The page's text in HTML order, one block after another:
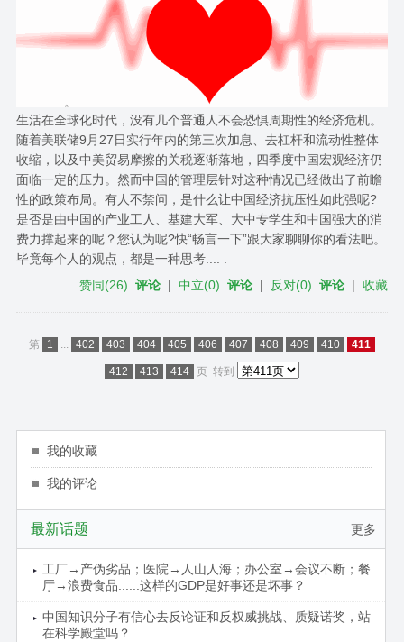
生活在全球化时代，没有几个普通人不会恐惧周期性的经济危机。
随着美联储9月27日实行年内的第三次加息、去杠杆和流动性整体
收缩，以及中美贸易摩擦的关税逐渐落地，四季度中国宏观经济仍
面临一定的压力。然而中国​的​管理层针对这种情况已经做出了前瞻
性的政策布局。有人不禁问，是什么让中国经济抗压性如此强呢?​
是否是由中国的产业工人、基建大军、大中专学生和中国强大的消
费力撑起来的呢？您认为呢?快“畅言一下”跟大家聊聊你的看法吧。
毕竟每个人的观点，都是一种思考.... .
赞同(26) 评论 |中立(0) 评论 | 反对(0) 评论 |收藏
第 1 ... 402 403 404 405 406 407 408 409 410 411
412 413 414 页 转到
我的收藏
我的评论
更多
最新话题
工厂→产伪劣品；医院→人山人海；办公室→会议不断；餐
厅→浪费食品......这样的GDP是好事还是坏事？
中国知识分子有信心去反论证和反权威挑战、质疑诺奖，站
在科学殿堂吗？